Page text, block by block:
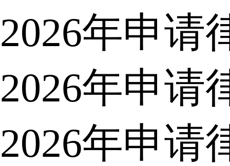
2026年申请
2026年申请
2026年申请